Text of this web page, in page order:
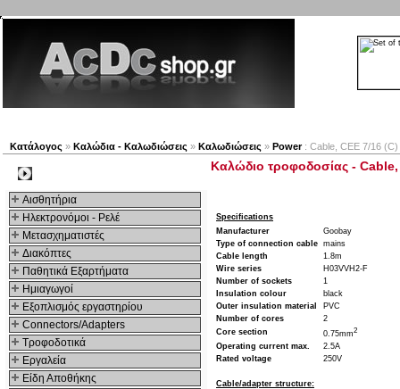
Κατάλογος » Καλώδια - Καλωδιώσεις » Καλωδιώσεις » Power: Cable, CEE 7/16
Αισθητήρια
Ηλεκτρονόμοι - Ρελέ
Μετασχηματιστές
Διακόπτες
Παθητικά Εξαρτήματα
Hμιαγωγοί
Εξοπλισμός εργαστηρίου
Connectors/Adapters
Τροφοδοτικά
Εργαλεία
Είδη Αποθήκης
Καλώδιο τροφοδοσίας -
Specifications
Manufacturer
Goobay
Type of connection cable mains
Cable length
1.8m
Wire series
H03VVH2-F
Number of sockets
1
Insulation colour
black
Outer insulation material
PVC
Number of cores
2
Core section
0.75mm2
Operating current max.
2.5A
Rated voltage
250V
Cable/adapter structure: